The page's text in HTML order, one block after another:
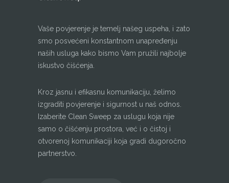
Vaše povjerenje je temelj našeg uspeha, i zato
smo posvećeni konstantnom unapređenju
naših usluga kako bismo Vam pružili najbolje
iskustvo čišćenja.
Kroz jasnu i efikasnu komunikaciju, želimo
izgraditi povjerenje i sigurnost u naš odnos.
Izaberite Clean Sweep za uslugu koja nije
samo o čišćenju prostora, već i o čistoj i
otvorenoj komunikaciji koja gradi dugoročno
partnerstvo.